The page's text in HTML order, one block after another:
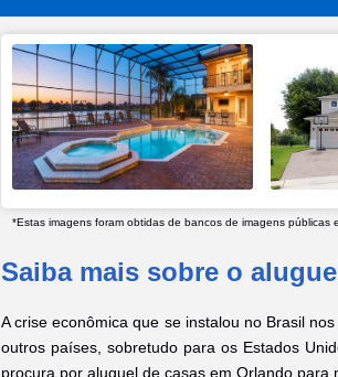
*Estas imagens foram obtidas de bancos de imagens públicas
Saiba mais sobre o
A crise econômica que se instalou no Brasil
outros países, sobretudo para os Estados
procura por aluguel de casas em Orlando para